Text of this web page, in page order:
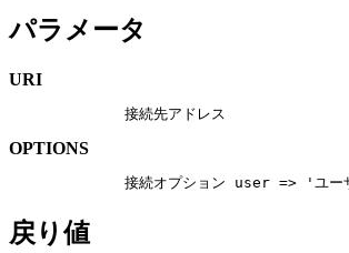
パラメータ
URI
        接続先アドレス
OPTIONS
接続オプション user => 'ユ
戻り値